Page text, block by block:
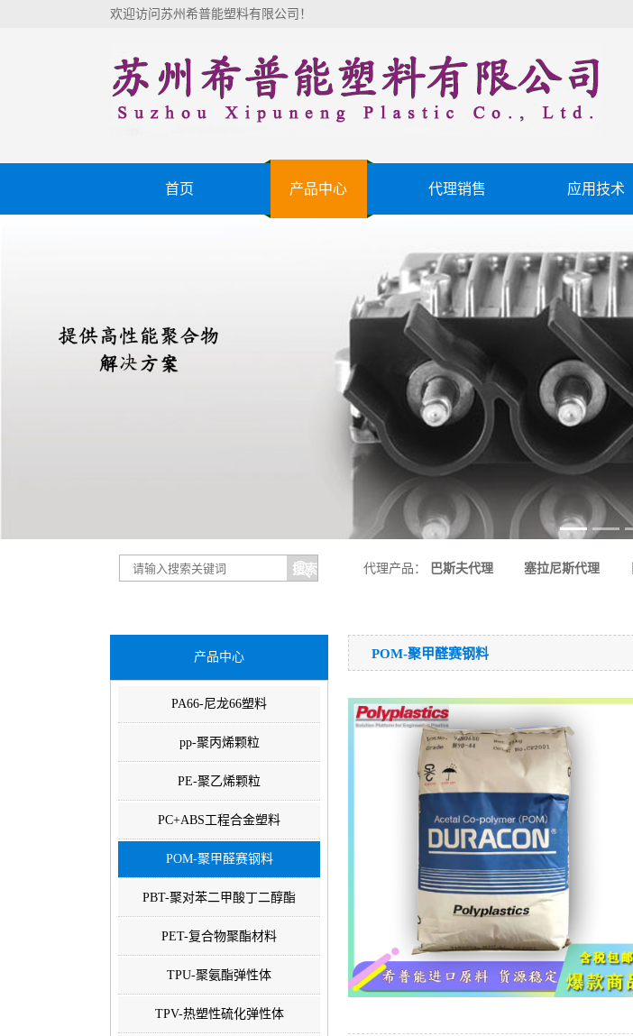
欢迎访问苏州希普能塑料有限公司！
首页 产品中心 代理销售 应用技术
代理产品： 巴斯夫代理 塞拉尼斯代理
产品中心
PA66-尼龙66塑料
pp-聚丙烯颗粒
PE-聚乙烯颗粒
PC+ABS工程合金塑料
POM-聚甲醛赛钢料
PBT-聚对苯二甲酸丁二醇酯
PET-复合物聚酯材料
TPU-聚氨酯弹性体
TPV-热塑性硫化弹性体
POM-聚甲醛赛钢料